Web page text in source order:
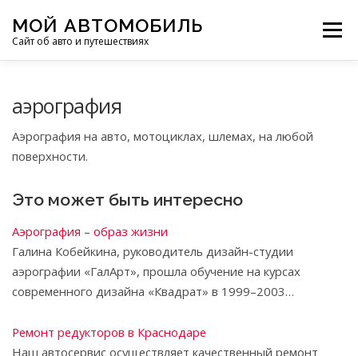
содержимому
МОЙ АВТОМОБИЛЬ
Сайт об авто и путешествиях
Меню
ОСТАЛЬНОЕ
аэрография
Аэрография на авто, мотоциклах, шлемах, на любой
поверхности.
Это может быть интересно
Аэрография – образ жизни
Галина Кобейкина, руководитель дизайн-студии
аэрографии «ГалАрт», прошла обучение на курсах
современного дизайна «Квадрат» в 1999–2003…
Ремонт редукторов в Краснодаре
Наш автосервис осуществляет качественный ремонт